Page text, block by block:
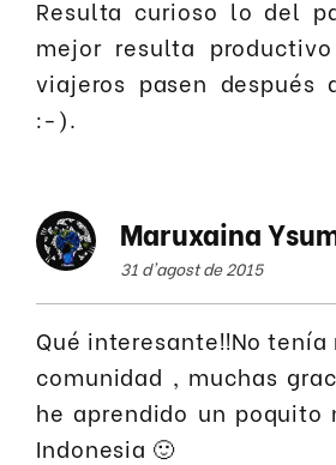
Resulta curioso lo del
mejor resulta
viajeros pasen después
:-).
Maruxaina
31 d'agost de 2015
Qué interesante!!No
comunidad , muchas
he aprendido un poquito
Indonesia 🙂